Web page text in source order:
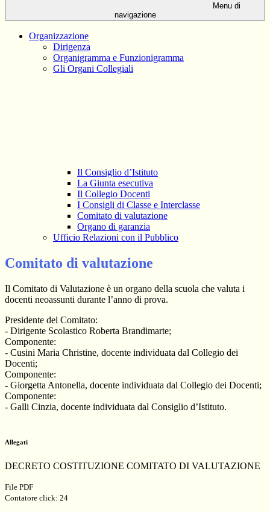
Menu di
navigazione
Organizzazione
Dirigenza
Organigramma e Funzionigramma
Gli Organi Collegiali
Il Consiglio d’Istituto
La Giunta esecutiva
Il Collegio Docenti
I Consigli di Classe e Interclasse
Comitato di valutazione
Organo di garanzia
Ufficio Relazioni con il Pubblico
Comitato di valutazione
Il Comitato di Valutazione è un organo della scuola che valuta i
docenti neoassunti durante l’anno di prova.
Presidente del Comitato:
- Dirigente Scolastico Roberta Brandimarte;
Componente:
- Cusini Maria Christine, docente individuata dal Collegio dei
Docenti;
Componente:
- Giorgetta Antonella, docente individuata dal Collegio dei Docenti;
Componente:
- Galli Cinzia, docente individuata dal Consiglio d’Istituto.
Allegati
DECRETO COSTITUZIONE COMITATO DI VALUTAZIONE
File PDF
Contatore click: 24